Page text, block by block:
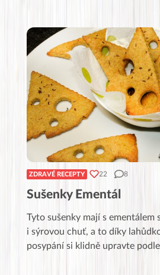
ZDRAVÉ RECEPTY 22 8
Sušenky Ementál
Tyto sušenky mají s ementálem
i sýrovou chuť, a to díky
posypání si klidně upravte